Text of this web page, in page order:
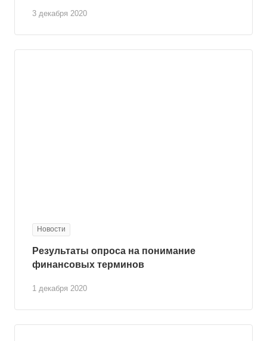
3 декабря 2020
Новости
1 декабря 2020
Результаты опроса на понимание
финансовых терминов